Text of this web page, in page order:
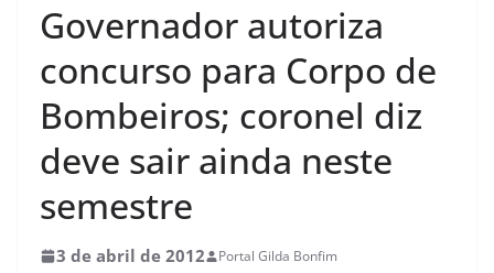
Governador autoriza
concurso para Corpo de
Bombeiros; coronel diz
deve sair ainda neste
semestre
3 de abril de 2012 Portal Gilda Bonfim